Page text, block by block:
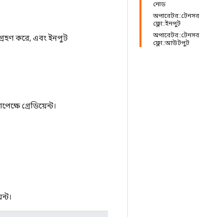
নোড
অপারেটর::টেনসর
ফ্লো::ইনপুট
অপারেটর::টেনসর
ফ্লো::আউটপুট
করে, এবং ইনপুট
গ্রেডিয়েন্ট।